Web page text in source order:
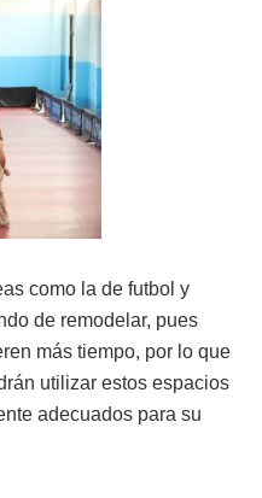
como la de futbol y
de remodelar, pues
más tiempo, por lo que
utilizar estos espacios
adecuados para su